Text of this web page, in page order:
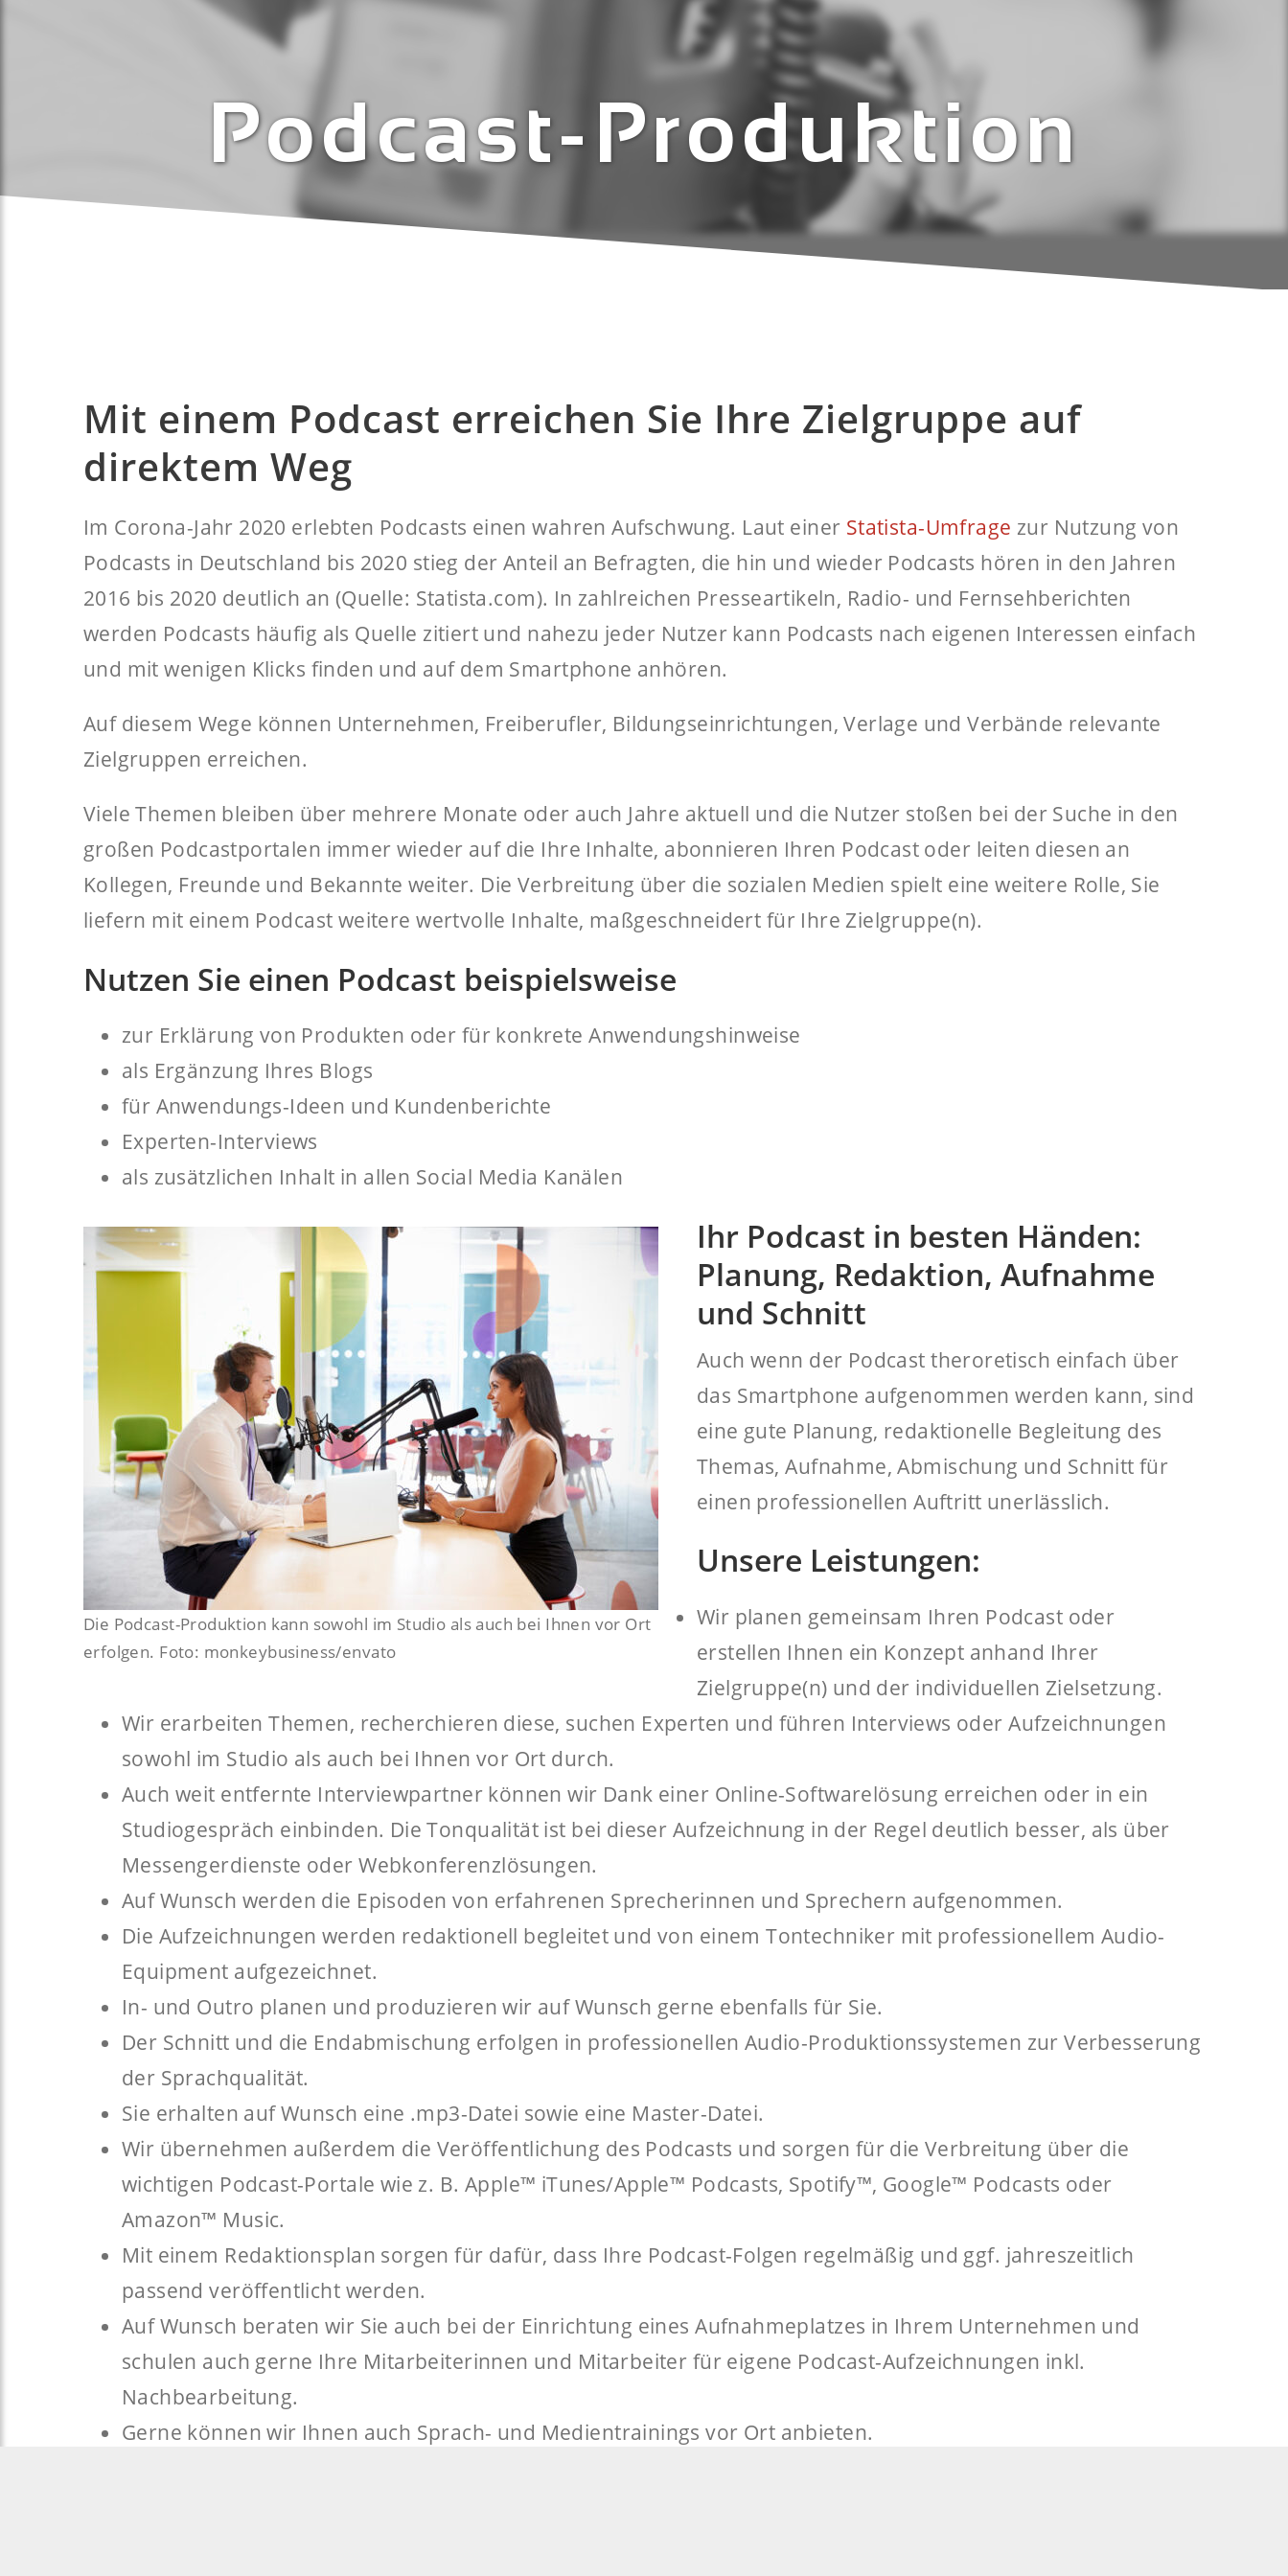
Podcast-Produktion
Mit einem Podcast erreichen Sie Ihre Zielgruppe auf
direktem Weg
Im Corona-Jahr 2020 erlebten Podcasts einen wahren Aufschwung. Laut einer Statista-Umfrage zur Nutzung von
Podcasts in Deutschland bis 2020 stieg der Anteil an Befragten, die hin und wieder Podcasts hören in den Jahren
2016 bis 2020 deutlich an (Quelle: Statista.com). In zahlreichen Presseartikeln, Radio- und Fernsehberichten
werden Podcasts häufig als Quelle zitiert und nahezu jeder Nutzer kann Podcasts nach eigenen Interessen einfach
und mit wenigen Klicks finden und auf dem Smartphone anhören.
Auf diesem Wege können Unternehmen, Freiberufler, Bildungseinrichtungen, Verlage und Verbände relevante
Zielgruppen erreichen.
Viele Themen bleiben über mehrere Monate oder auch Jahre aktuell und die Nutzer stoßen bei der Suche in den
großen Podcastportalen immer wieder auf die Ihre Inhalte, abonnieren Ihren Podcast oder leiten diesen an
Kollegen, Freunde und Bekannte weiter. Die Verbreitung über die sozialen Medien spielt eine weitere Rolle, Sie
liefern mit einem Podcast weitere wertvolle Inhalte, maßgeschneidert für Ihre Zielgruppe(n).
Nutzen Sie einen Podcast beispielsweise
zur Erklärung von Produkten oder für konkrete Anwendungshinweise
als Ergänzung Ihres Blogs
für Anwendungs-Ideen und Kundenberichte
Experten-Interviews
als zusätzlichen Inhalt in allen Social Media Kanälen
Die Podcast-Produktion kann sowohl im Studio als auch bei Ihnen vor Ort
erfolgen. Foto: monkeybusiness/envato
Ihr Podcast in besten Händen:
Planung, Redaktion, Aufnahme
und Schnitt
Auch wenn der Podcast theroretisch einfach über
das Smartphone aufgenommen werden kann, sind
eine gute Planung, redaktionelle Begleitung des
Themas, Aufnahme, Abmischung und Schnitt für
einen professionellen Auftritt unerlässlich.
Unsere Leistungen:
Wir planen gemeinsam Ihren Podcast oder
erstellen Ihnen ein Konzept anhand Ihrer
Zielgruppe(n) und der individuellen Zielsetzung.
Wir erarbeiten Themen, recherchieren diese, suchen Experten und führen Interviews oder Aufzeichnungen
sowohl im Studio als auch bei Ihnen vor Ort durch.
Auch weit entfernte Interviewpartner können wir Dank einer Online-Softwarelösung erreichen oder in ein
Studiogespräch einbinden. Die Tonqualität ist bei dieser Aufzeichnung in der Regel deutlich besser, als über
Messengerdienste oder Webkonferenzlösungen.
Auf Wunsch werden die Episoden von erfahrenen Sprecherinnen und Sprechern aufgenommen.
Die Aufzeichnungen werden redaktionell begleitet und von einem Tontechniker mit professionellem Audio-
Equipment aufgezeichnet.
In- und Outro planen und produzieren wir auf Wunsch gerne ebenfalls für Sie.
Der Schnitt und die Endabmischung erfolgen in professionellen Audio-Produktionssystemen zur Verbesserung
der Sprachqualität.
Sie erhalten auf Wunsch eine .mp3-Datei sowie eine Master-Datei.
Wir übernehmen außerdem die Veröffentlichung des Podcasts und sorgen für die Verbreitung über die
wichtigen Podcast-Portale wie z. B. Apple™ iTunes/Apple™ Podcasts, Spotify™, Google™ Podcasts oder
Amazon™ Music.
Mit einem Redaktionsplan sorgen für dafür, dass Ihre Podcast-Folgen regelmäßig und ggf. jahreszeitlich
passend veröffentlicht werden.
Auf Wunsch beraten wir Sie auch bei der Einrichtung eines Aufnahmeplatzes in Ihrem Unternehmen und
schulen auch gerne Ihre Mitarbeiterinnen und Mitarbeiter für eigene Podcast-Aufzeichnungen inkl.
Nachbearbeitung.
Gerne können wir Ihnen auch Sprach- und Medientrainings vor Ort anbieten.